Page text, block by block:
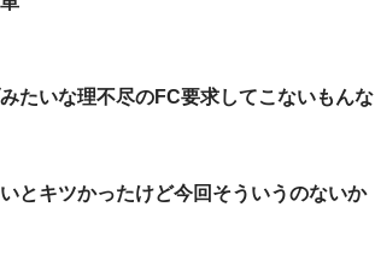
たいな理不尽のFC要求してこないもんな
とキツかったけど今回そういうのないか